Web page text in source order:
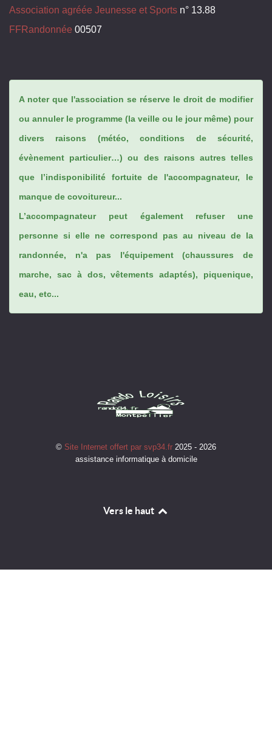
Association agréée Jeunesse et Sports n° 13.88
FFRandonnée 00507
A noter que l'association se réserve le droit de modifier
ou annuler le programme (la veille ou le jour même) pour
divers raisons (météo, conditions de sécurité,
évènement particulier…) ou des raisons autres telles
que l’indisponibilité fortuite de l'accompagnateur, le
manque de covoitureur...
L’accompagnateur peut également refuser une
personne si elle ne correspond pas au niveau de la
randonnée, n'a pas l'équipement (chaussures de
marche, sac à dos, vêtements adaptés), piquenique,
eau, etc...
© Site Internet offert par svp34.fr 2025 - 2026
assistance informatique à domicile
Vers le haut